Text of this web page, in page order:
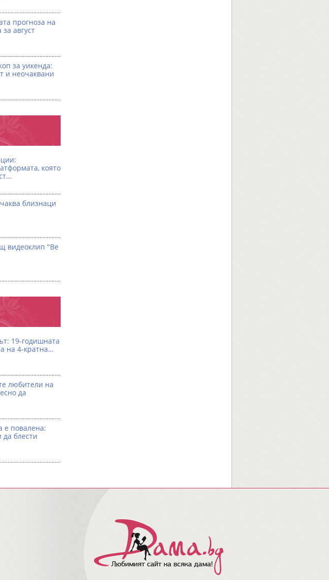
прогноза на
август
за уикенда:
и неочаквани
която
близнаци
видеоклип "Be
19-годишната
на 4-кратна…
любители на
да
е повалена:
блести